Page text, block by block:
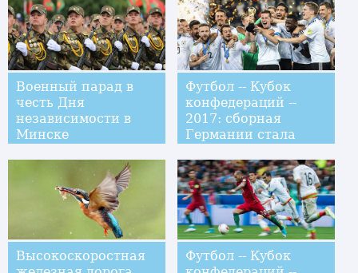
Военный парад в
честь Дня
независимости в
Минске
Футбол -- Кубок
конфедераций --
2017: сборная
Германии стала
Высокоскоростная
Футбол -- Кубок